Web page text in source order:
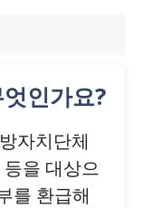
인가요?
자치단체
을 대상으
를 환급해